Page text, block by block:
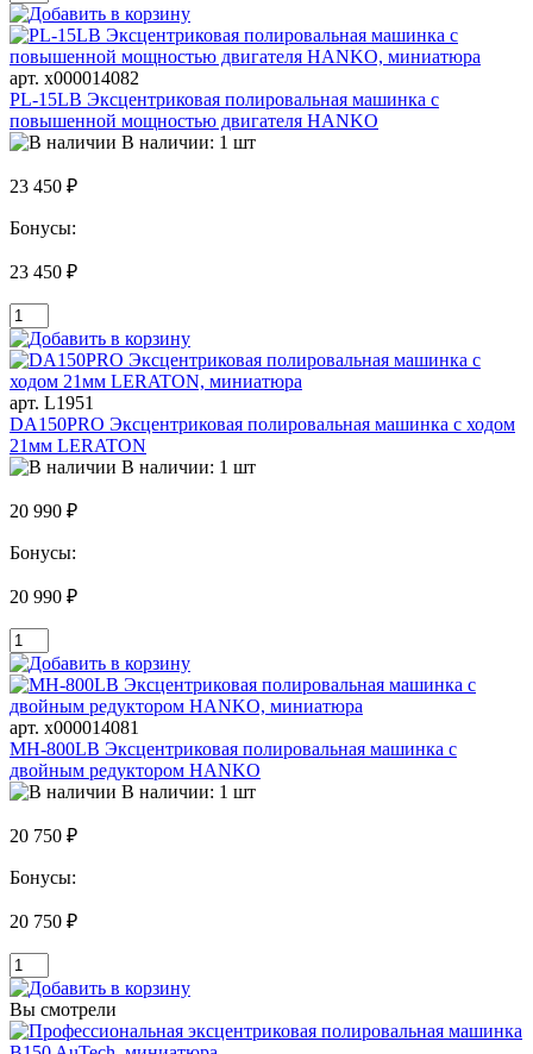
арт. х000014082
PL-15LB Эксцентриковая полировальная машинка с
повышенной мощностью двигателя HANKO
В наличии: 1 шт
23 450 ₽
Бонусы:
23 450 ₽
арт. L1951
DA150PRO Эксцентриковая полировальная машинка с ходом
21мм LERATON
В наличии: 1 шт
20 990 ₽
Бонусы:
20 990 ₽
арт. х000014081
MH-800LB Эксцентриковая полировальная машинка с
двойным редуктором HANKO
В наличии: 1 шт
20 750 ₽
Бонусы:
20 750 ₽
Вы смотрели